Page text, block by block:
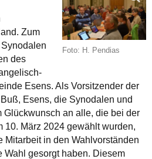
Foto: H. Pendias
Zum
des
Esens. Als Vorsitzender der
Esens, die Synodalen und
Glückwunsch an alle, die bei der
10. März 2024 gewählt wurden,
Mitarbeit in den Wahlvorständen
Wahl gesorgt haben. Diesem